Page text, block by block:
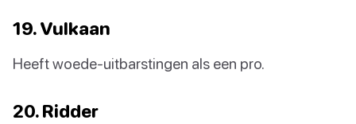
19. Vulkaan
Heeft woede-uitbarstingen als een pro.
20. Ridder